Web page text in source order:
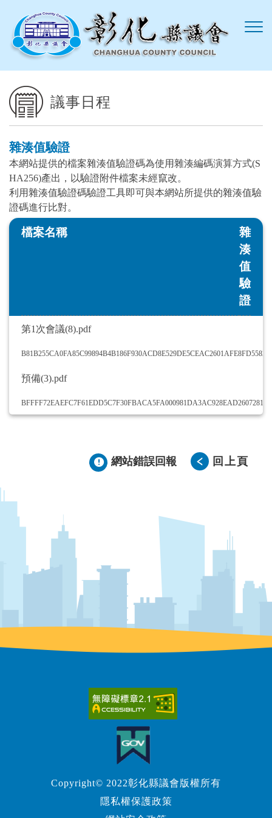
議事日程
雜湊值驗證
本網站提供的檔案雜湊值驗證碼為使用雜湊編碼演算方式(S
HA256)產出，以驗證附件檔案未經竄改。
利用雜湊值驗證碼驗證工具即可與本網站所提供的雜湊值驗
證碼進行比對。
檔案名稱
雜
湊
值
驗
證
第1次會議(8).pdf
預備(3).pdf
網站錯誤回報 回上頁
Copyright© 2022彰化縣議會版權所有
隱私權保護政策